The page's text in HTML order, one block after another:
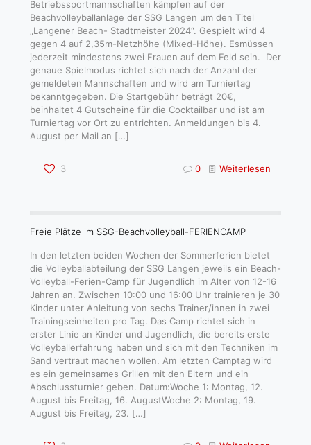
Betriebssportmannschaften kämpfen auf der
Beachvolleyballanlage der SSG Langen um den Titel
„Langener Beach- Stadtmeister 2024“. Gespielt wird 4
gegen 4 auf 2,35m-Netzhöhe (Mixed-Höhe). Esmüssen
jederzeit mindestens zwei Frauen auf dem Feld sein. Der
genaue Spielmodus richtet sich nach der Anzahl der
gemeldeten Mannschaften und wird am Turniertag
bekanntgegeben. Die Startgebühr beträgt 20€,
beinhaltet 4 Gutscheine für die Cocktailbar und ist am
Turniertag vor Ort zu entrichten. Anmeldungen bis 4.
August per Mail an […]
3 0 Weiterlesen
Freie Plätze im SSG-Beachvolleyball-FERIENCAMP
In den letzten beiden Wochen der Sommerferien bietet
die Volleyballabteilung der SSG Langen jeweils ein Beach-
Volleyball-Ferien-Camp für Jugendlich im Alter von 12-16
Jahren an. Zwischen 10:00 und 16:00 Uhr trainieren je 30
Kinder unter Anleitung von sechs Trainer/innen in zwei
Trainingseinheiten pro Tag. Das Camp richtet sich in
erster Linie an Kinder und Jugendlich, die bereits erste
Volleyballerfahrung haben und sich mit den Techniken im
Sand vertraut machen wollen. Am letzten Camptag wird
es ein gemeinsames Grillen mit den Eltern und ein
Abschlussturnier geben. Datum:Woche 1: Montag, 12.
August bis Freitag, 16. AugustWoche 2: Montag, 19.
August bis Freitag, 23. […]